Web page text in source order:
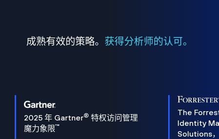
成熟有效的策略。 获得分析师的认可。
2025 年 Gartner® 特权访问管理
魔力象限™
The
Identity
Solutions